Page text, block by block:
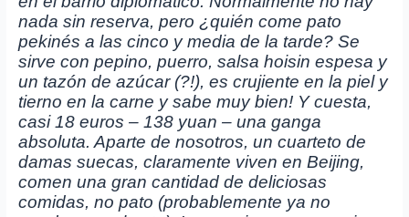
nada sin reserva, pero ¿quién come pato
pekinés a las cinco y media de la tarde? Se
sirve con pepino, puerro, salsa hoisin espesa y
un tazón de azúcar (?!), es crujiente en la piel y
tierno en la carne y sabe muy bien! Y cuesta,
casi 18 euros – 138 yuan – una ganga
absoluta. Aparte de nosotros, un cuarteto de
damas suecas, claramente viven en Beijing,
comen una gran cantidad de deliciosas
comidas, no pato (probablemente ya no